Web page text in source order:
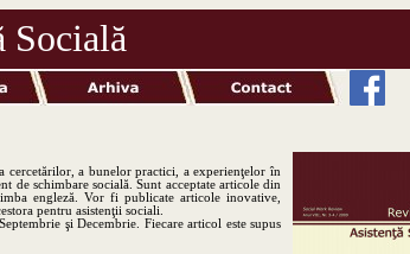
Socială
cercetărilor, a bunelor practici, a experienţelor în
de schimbare socială. Sunt acceptate articole din
engleză. Vor fi publicate articole inovative,
pentru asistenţii sociali.
şi Decembrie. Fiecare articol este supus